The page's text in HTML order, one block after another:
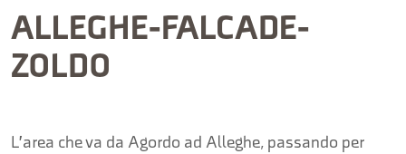
ALLEGHE-FALCADE-
ZOLDO
L'area che va da Agordo ad Alleghe, passando per